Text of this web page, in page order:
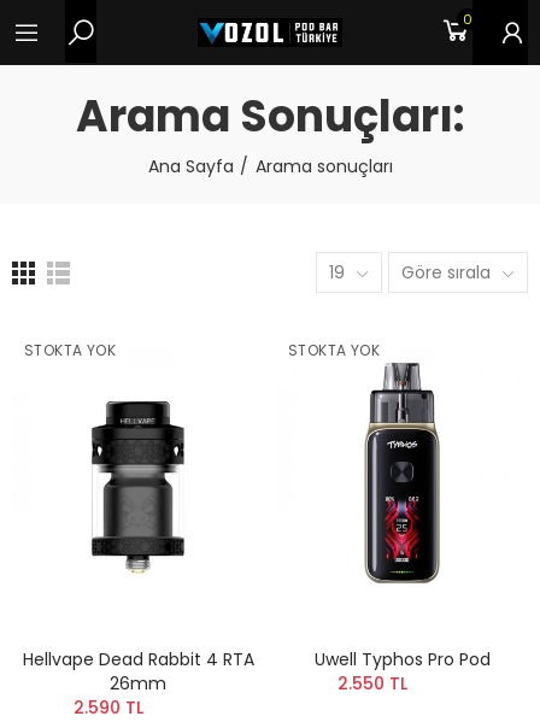
0
Arama Sonuçları:
Ana Sayfa Arama sonuçları
19 Göre sırala
STOKTA YOK
Hellvape Dead Rabbit 4 RTA
26mm
2.590 TL
STOKTA YOK
Uwell Typhos Pro Pod
2.550 TL